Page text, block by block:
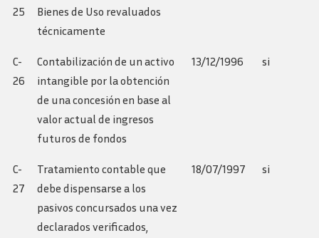
25
Bienes de Uso revaluados
técnicamente
C-
26
Contabilización de un activo
intangible por la obtención
de una concesión en base al
valor actual de ingresos
futuros de fondos
13/12/1996 si
C-
27
Tratamiento contable que
debe dispensarse a los
pasivos concursados una vez
declarados verificados,
18/07/1997 si